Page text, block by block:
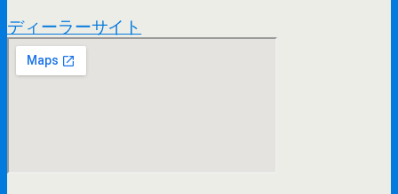
ディーラーサイト